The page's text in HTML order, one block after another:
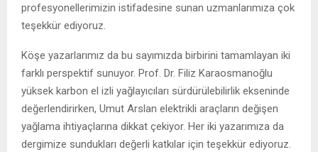
profesyonellerimizin istifadesine sunan uzmanlarımıza çok
teşekkür ediyoruz.
Köşe yazarlarımız da bu sayımızda birbirini tamamlayan iki
farklı perspektif sunuyor. Prof. Dr. Filiz Karaosmanoğlu
yüksek karbon el izli yağlayıcıları sürdürülebilirlik ekseninde
değerlendirirken, Umut Arslan elektrikli araçların değişen
yağlama ihtiyaçlarına dikkat çekiyor. Her iki yazarımıza da
dergimize sundukları değerli katkılar için teşekkür ediyoruz.